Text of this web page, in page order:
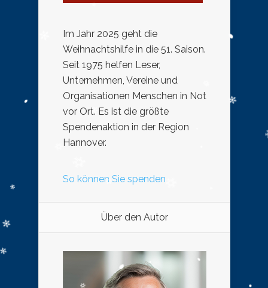
Im Jahr 2025 geht die
Weihnachtshilfe in die 51. Saison.
Seit 1975 helfen Leser,
Unternehmen, Vereine und
Organisationen Menschen in Not
vor Ort. Es ist die größte
Spendenaktion in der Region
Hannover.
So können Sie spenden
Über den Autor